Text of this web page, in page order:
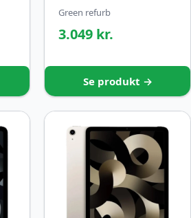
Green refurb
3.049 kr.
Se produkt →